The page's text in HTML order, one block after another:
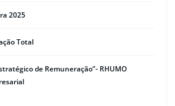
2025
Total
de Remuneração”- RHUMO